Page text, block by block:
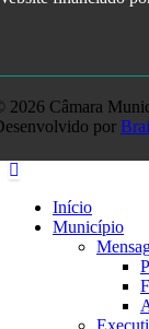
2026 Câmara
por
Início
Município